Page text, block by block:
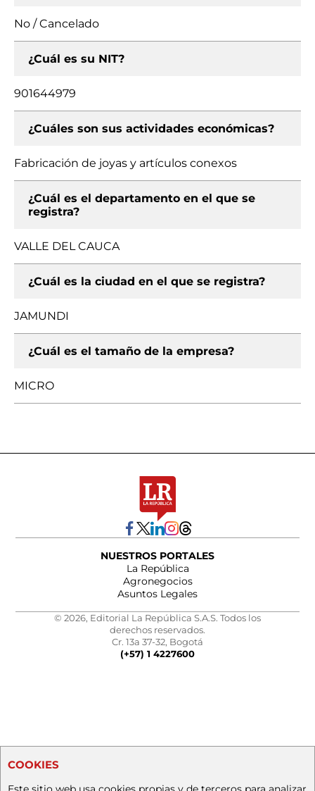
No / Cancelado
¿Cuál es su NIT?
901644979
¿Cuáles son sus actividades económicas?
Fabricación de joyas y artículos conexos
¿Cuál es el departamento en el que se
registra?
VALLE DEL CAUCA
¿Cuál es la ciudad en el que se registra?
JAMUNDI
¿Cuál es el tamaño de la empresa?
MICRO
NUESTROS PORTALES
La República
Agronegocios
Asuntos Legales
© 2026, Editorial La República S.A.S. Todos los
derechos reservados.
Cr. 13a 37-32, Bogotá
(+57) 1 4227600
COOKIES